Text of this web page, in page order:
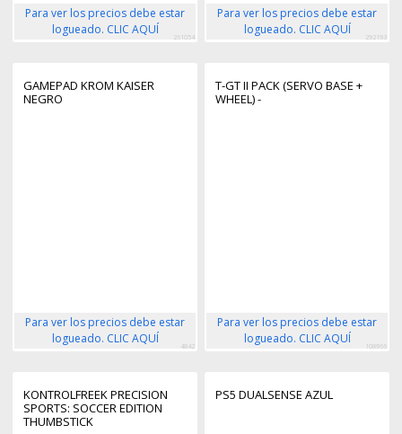
Para ver los precios debe estar
logueado. CLIC AQUÍ
261054
Para ver los precios debe estar
logueado. CLIC AQUÍ
292193
GAMEPAD KROM KAISER
NEGRO
Para ver los precios debe estar
logueado. CLIC AQUÍ
4842
T-GT II PACK (SERVO BASE +
WHEEL) -
Para ver los precios debe estar
logueado. CLIC AQUÍ
108966
KONTROLFREEK PRECISION
SPORTS: SOCCER EDITION
THUMBSTICK
PS5 DUALSENSE AZUL